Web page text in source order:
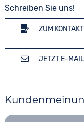
Schreiben Sie uns!
ZUM
JETZT E-